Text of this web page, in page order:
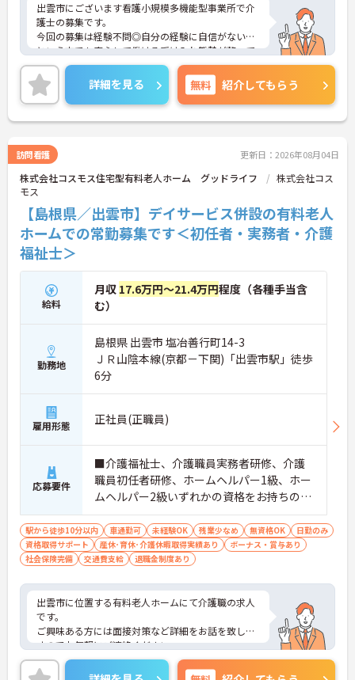
出雲市にございます看護小規模多機能型事業所で介
護士の募集です。
今回の募集は経験不問◎自分の経験に自信がない…
という方でも安心して働ける受け入れ態勢が整って
います！
残業少なめなので、メリハリをつけた勤務も可能で
す！
ご興味ある方には、面接対策ポイントなど、さらに
詳細をお話しいたしますのでお気軽にご相談くださ
詳細を見る 無料 紹介してもらう
訪問看護 更新日：2026年08月04日
株式会社コスモス住宅型有料老人ホーム グッドライフ
株式会社コス
モス
【島根県／出雲市】デイサービス併設の有料老人
ホームでの常勤募集です＜初任者・実務者・介護
福祉士＞
給料
月収 17.6万円～21.4万円程度（各種手当含
む）
勤務地
島根県 出雲市 塩冶善行町14-3
ＪＲ山陰本線(京都－下関)「出雲市駅」徒歩
6分
雇用形態 正社員(正職員)
応募要件
■介護福祉士、介護職員実務者研修、介護
職員初任者研修、ホームヘルパー1級、ホー
ムヘルパー2級いずれかの資格をお持ちの方
■普通自動車運転免許（AT限定可）必須
駅から徒歩10分以内 車通勤可 未経験OK 残業少なめ 無資格OK
日勤のみ
資格取得サポート
産休･育休･介護休暇取得実績あり
ボーナス・賞与あり
社会保険完備
交通費支給 退職金制度あり
出雲市に位置する有料老人ホームにて介護職の求人
です。
ご興味ある方には面接対策など詳細をお話を致しま
すのでお気軽にご連絡ください。